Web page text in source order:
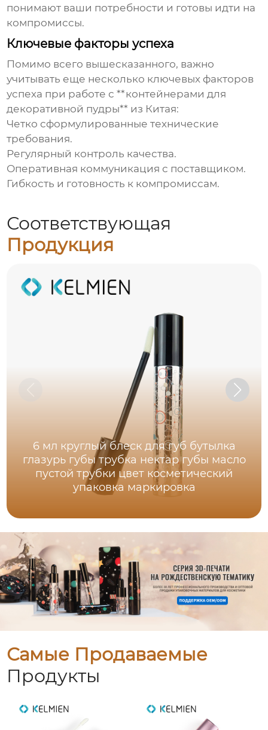
понимают ваши потребности и готовы идти на
компромиссы.
Ключевые факторы успеха
Помимо всего вышесказанного, важно
учитывать еще несколько ключевых факторов
успеха при работе с **контейнерами для
декоративной пудры** из Китая:
Четко сформулированные технические
требования.
Регулярный контроль качества.
Оперативная коммуникация с поставщиком.
Гибкость и готовность к компромиссам.
Соответствующая
Продукция
6 мл круглый блеск для губ бутылка
глазурь губы трубка нектар губы масло
пустой трубки цвет косметический
упаковка маркировка
Самые Продаваемые
Продукты